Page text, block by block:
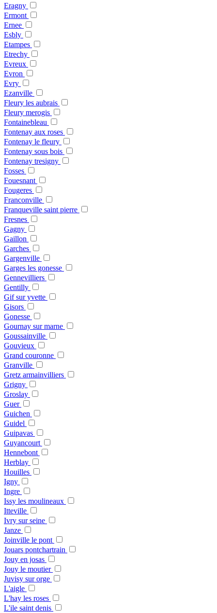
Eragny
Ermont
Ernee
Esbly
Etampes
Etrechy
Evreux
Evron
Evry
Ezanville
Fleury les aubrais
Fleury merogis
Fontainebleau
Fontenay aux roses
Fontenay le fleury
Fontenay sous bois
Fontenay tresigny
Fosses
Fouesnant
Fougeres
Franconville
Franqueville saint pierre
Fresnes
Gagny
Gaillon
Garches
Gargenville
Garges les gonesse
Gennevilliers
Gentilly
Gif sur yvette
Gisors
Gonesse
Gournay sur marne
Goussainville
Gouvieux
Grand couronne
Granville
Gretz armainvilliers
Grigny
Groslay
Guer
Guichen
Guidel
Guipavas
Guyancourt
Hennebont
Herblay
Houilles
Igny
Ingre
Issy les moulineaux
Itteville
Ivry sur seine
Janze
Joinville le pont
Jouars pontchartrain
Jouy en josas
Jouy le moutier
Juvisy sur orge
L'aigle
L'hay les roses
L'ile saint denis